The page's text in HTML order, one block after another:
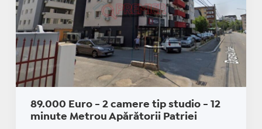
89.000 Euro - 2 camere tip studio - 12
minute Metrou Apărătorii Patriei